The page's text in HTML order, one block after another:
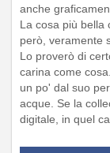
anche
La cosa più bella
però, veramente
Lo proverò di
carina come
un po' dal suo
acque. Se la
digitale, in quel